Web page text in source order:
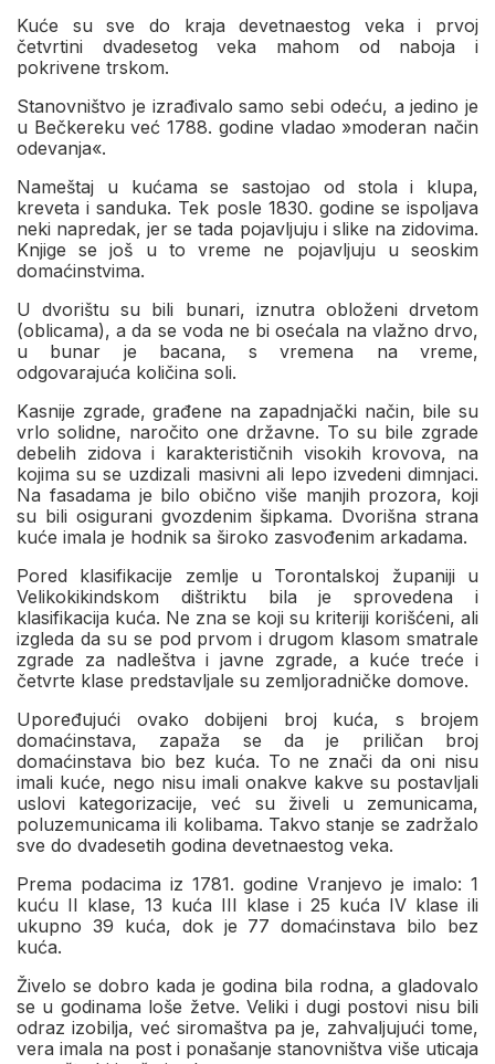
Kuće su sve do kraja devetnaestog veka i prvoj
četvrtini dvadesetog veka mahom od naboja i
pokrivene trskom.
Stanovništvo je izrađivalo samo sebi odeću, a jedino je
u Bečkereku već 1788. godine vladao »moderan način
odevanja«.
Nameštaj u kućama se sastojao od stola i klupa,
kreveta i sanduka. Tek posle 1830. godine se ispoljava
neki napredak, jer se tada pojavljuju i slike na zidovima.
Knjige se još u to vreme ne pojavljuju u seoskim
domaćinstvima.
U dvorištu su bili bunari, iznutra obloženi drvetom
(oblicama), a da se voda ne bi osećala na vlažno drvo,
u bunar je bacana, s vremena na vreme,
odgovarajuća količina soli.
Kasnije zgrade, građene na zapadnjački način, bile su
vrlo solidne, naročito one državne. To su bile zgrade
debelih zidova i karakterističnih visokih krovova, na
kojima su se uzdizali masivni ali lepo izvedeni dimnjaci.
Na fasadama je bilo obično više manjih prozora, koji
su bili osigurani gvozdenim šipkama. Dvorišna strana
kuće imala je hodnik sa široko zasvođenim arkadama.
Pored klasifikacije zemlje u Torontalskoj županiji u
Velikokikindskom dištriktu bila je sprovedena i
klasifikacija kuća. Ne zna se koji su kriteriji korišćeni, ali
izgleda da su se pod prvom i drugom klasom smatrale
zgrade za nadleštva i javne zgrade, a kuće treće i
četvrte klase predstavljale su zemljoradničke domove.
Upoređujući ovako dobijeni broj kuća, s brojem
domaćinstava, zapaža se da je priličan broj
domaćinstava bio bez kuća. To ne znači da oni nisu
imali kuće, nego nisu imali onakve kakve su postavljali
uslovi kategorizacije, već su živeli u zemunicama,
poluzemunicama ili kolibama. Takvo stanje se zadržalo
sve do dvadesetih godina devetnaestog veka.
Prema podacima iz 1781. godine Vranjevo je imalo: 1
kuću II klase, 13 kuća III klase i 25 kuća IV klase ili
ukupno 39 kuća, dok je 77 domaćinstava bilo bez
kuća.
Živelo se dobro kada je godina bila rodna, a gladovalo
se u godinama loše žetve. Veliki i dugi postovi nisu bili
odraz izobilja, već siromaštva pa je, zahvaljujući tome,
vera imala na post i ponašanje stanovništva više uticaja